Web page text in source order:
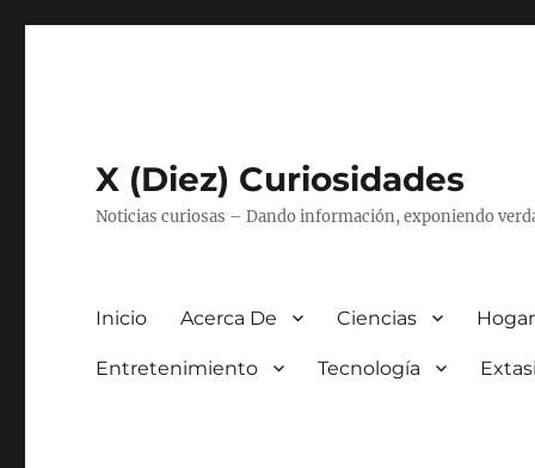
X (Diez) Curiosidades
Noticias curiosas – Dando información, exponiendo
Inicio Acerca De Ciencias
Entretenimiento Tecnología